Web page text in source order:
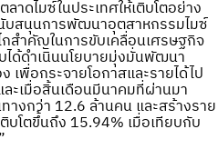
าดไมซ์ในประเทศให้เติบโตอย่าง
สนุนการพัฒนาอุตสาหกรรมไมซ์
สำคัญในการขับเคลื่อนเศรษฐกิจ
ด้ดำเนินนโยบายมุ่งมั่นพัฒนา
เพื่อกระจายโอกาสและรายได้ไป
ะเมื่อสิ้นเดือนมีนาคมที่ผ่านมา
างกว่า 12.6 ล้านคน และสร้างราย
บโตขึ้นถึง 15.94% เมื่อเทียบกับ